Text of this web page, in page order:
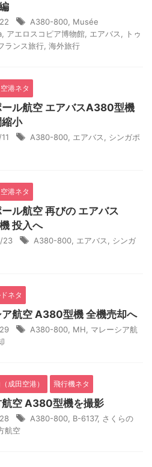
A380-800 Musée
アエロスコピア博物館 エアバス
トゥ
ランス旅行 海外旅行
港ネタ
ール航空 エアバスA380型機
小
A380-800 エアバス
シンガポ
港ネタ
ル航空 再びの エアバス
投入へ
23 A380-800 エアバス
シンガ
ネタ
ア航空 A380型機 全機売却へ
A380-800 MH
マレーシア航
成田空港） 飛行機ネタ
航空 A380型機を撮影
A380-800 B-6137, さくらの
航空